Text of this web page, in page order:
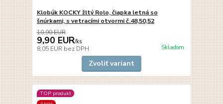
Klobúk KOCKY žltý Rolo, čiapka letná so
šnúrkami, s vetracími otvormi č.48,50,52
10,90 EUR
9,90 EUR/ks
8,05 EUR bez DPH Skladom
Zvoliť variant
TOP produkt